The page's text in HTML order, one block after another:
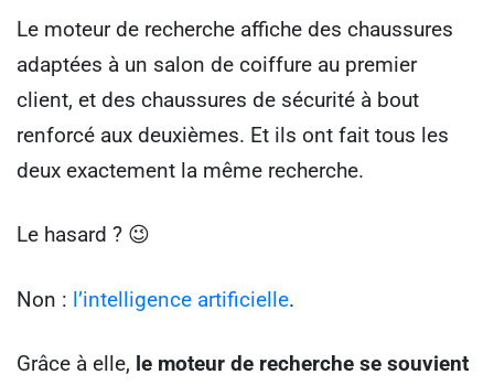
Le moteur de recherche affiche des chaussures
adaptées à un salon de coiffure au premier
client, et des chaussures de sécurité à bout
renforcé aux deuxièmes. Et ils ont fait tous les
deux exactement la même recherche.
Le hasard ? 😉
Non : l’intelligence artificielle.
Grâce à elle, le moteur de recherche se souvient